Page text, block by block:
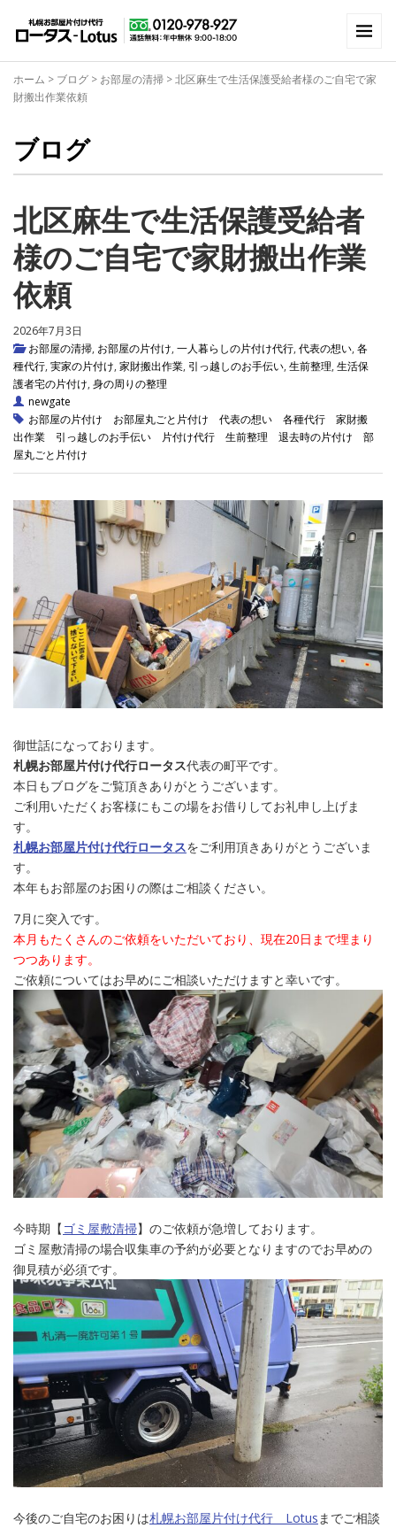
ホーム > ブログ > お部屋の清掃 >北区麻生で生活保護受給者様のご自宅で家
財搬出作業依頼
ブログ
北区麻生で生活保護受給者
様のご自宅で家財搬出作業
依頼
2026年7月3日
お部屋の清掃, お部屋の片付け, 一人暮らしの片付け代行, 代表の想い, 各
種代行, 実家の片付け, 家財搬出作業, 引っ越しのお手伝い, 生前整理, 生活保
護者宅の片付け, 身の周りの整理
newgate
お部屋の片付け
お部屋丸ごと片付け 代表の想い 各種代行
家財搬
出作業
引っ越しのお手伝い 片付け代行 生前整理 退去時の片付け
部
屋丸ごと片付け
御世話になっております。
札幌お部屋片付け代行ロータス代表の町平です。
本日もブログをご覧頂きありがとうございます。
ご利用いただくお客様にもこの場をお借りしてお礼申し上げま
す。
札幌お部屋片付け代行ロータスをご利用頂きありがとうございま
す。
本年もお部屋のお困りの際はご相談ください。
7月に突入です。
本月もたくさんのご依頼をいただいており、現在20日まで埋まり
つつあります。
ご依頼についてはお早めにご相談いただけますと幸いです。
今時期【 ゴミ屋敷清掃】のご依頼が急増しております。
ゴミ屋敷清掃の場合収集車の予約が必要となりますのでお早めの
御見積が必須です。
今後のご自宅のお困りは札幌お部屋片付け代行 Lotusまでご相談